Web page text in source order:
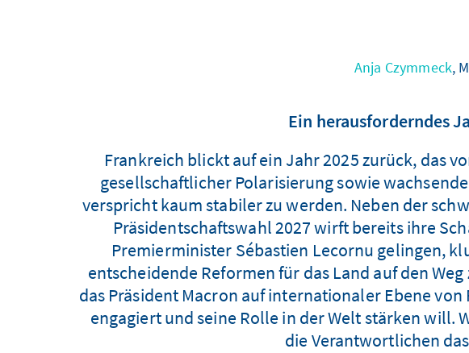
Anja Czymmeck,
Ein herausforderndes
Frankreich blickt auf ein Jahr 2025 zurück, das
gesellschaftlicher Polarisierung sowie
verspricht kaum stabiler zu werden. Neben der
Präsidentschaftswahl 2027 wirft bereits ihre
Premierminister Sébastien Lecornu gelingen,
entscheidende Reformen für das Land auf den
das Präsident Macron auf internationaler Ebene
engagiert und seine Rolle in der Welt stärken will.
die Verantwortlichen